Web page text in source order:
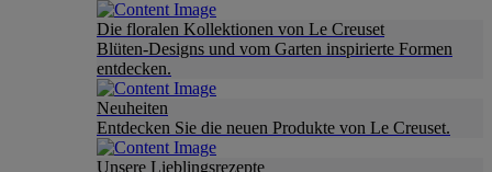
Die floralen Kollektionen von Le Creuset
Blüten-Designs und vom Garten inspirierte Formen
entdecken.
Neuheiten
Entdecken Sie die neuen Produkte von Le Creuset.
Unsere Lieblingsrezepte